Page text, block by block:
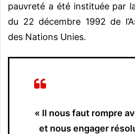
pauvreté a été instituée par
du 22 décembre 1992 de
des Nations Unies.
« Il nous faut rompre
et nous engager